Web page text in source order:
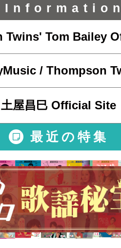
Twins' Tom Bailey
/ Thompson
土屋昌巳 Official Site
最近の特集